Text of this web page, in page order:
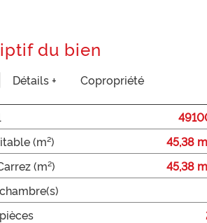
du bien
Détails +
Copropriété
(m²)
45,38
(m²)
45,38